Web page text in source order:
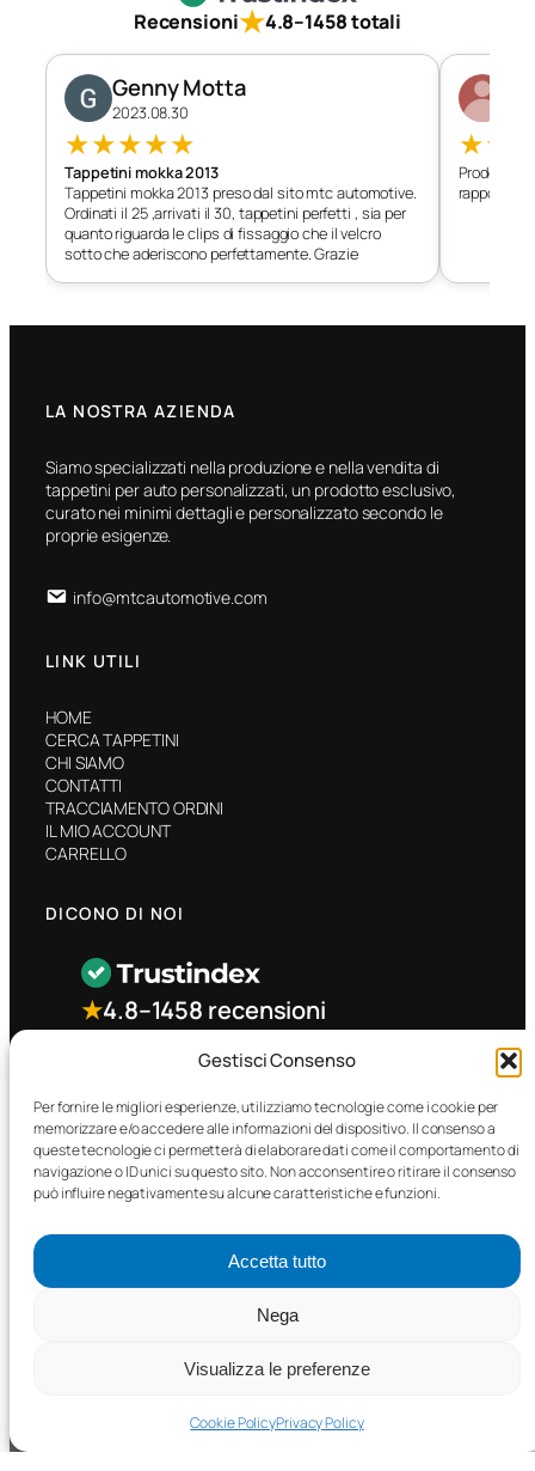
Gestisci Consenso
Per fornire le migliori esperienze, utilizziamo tecnologie come i cookie per
memorizzare e/o accedere alle informazioni del dispositivo. Il consenso a
queste tecnologie ci permetterà di elaborare dati come il comportamento di
navigazione o ID unici su questo sito. Non acconsentire o ritirare il consenso
può influire negativamente su alcune caratteristiche e funzioni.
Accetta tutto
Nega
Visualizza le preferenze
Cookie PolicyPrivacy Policy
Recensioni★4.8–1458 totali
Genny Motta
2023.08.30
★★★★★
Tappetini mokka 2013
Tappetini mokka 2013 preso dal sito mtc automotive.
Ordinati il 25 ,arrivati il 30, tappetini perfetti , sia per
quanto riguarda le clips di fissaggio che il velcro
sotto che aderiscono perfettamente. Grazie
★★
Prodotto
rapporto
LA NOSTRA AZIENDA
Siamo specializzati nella produzione e nella vendita di
tappetini per auto personalizzati, un prodotto esclusivo,
curato nei minimi dettagli e personalizzato secondo le
proprie esigenze.
info@mtcautomotive.com
LINK UTILI
HOME
CERCA TAPPETINI
CHI SIAMO
CONTATTI
TRACCIAMENTO ORDINI
IL MIO ACCOUNT
CARRELLO
DICONO DI NOI
★4.8–1458 recensioni
CONTATTO RAPIDO
Facebook
©2025 MTC Automotive s.r.l. . Tutti i diritti riservati. – P.I.